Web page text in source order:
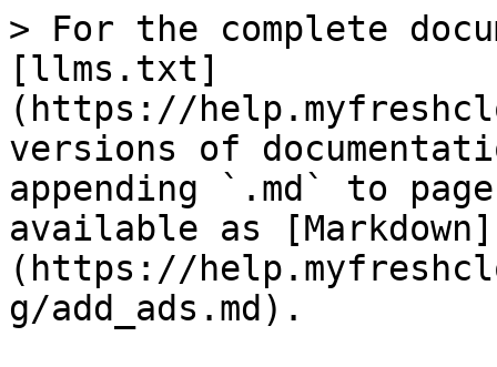
> For the complete
[llms.txt]
(https://
versions of
appending `.md` to
available as [Markdown]
(https://
g/add_ads.md).